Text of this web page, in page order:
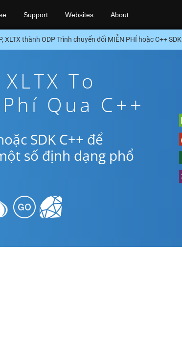
Support Websites About
XLTX thành ODP Trình chuyển đổi MIỄN PHÍ hoặc C++ SDK
To
Qua C++
SDK C++ để
số định dạng phổ